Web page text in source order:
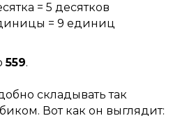
= 5 десятков
= 9 единиц
559.
складывать так
Вот как он выглядит: